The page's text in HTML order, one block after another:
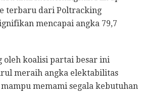
terbaru dari Poltracking
mencapai angka 79,7
oleh koalisi partai besar ini
meraih angka elektabilitas
memami segala kebutuhan